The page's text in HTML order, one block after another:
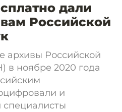
дали
Российской
архивы Российской
в ноябре 2020 года
и
специалисты